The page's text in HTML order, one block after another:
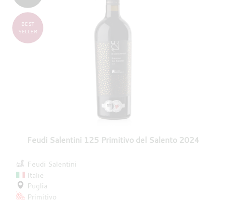
Feudi Salentini 125 Primitivo del Salento 2024
BEST
SELLER
Feudi Salentini
Italië
Puglia
Primitivo